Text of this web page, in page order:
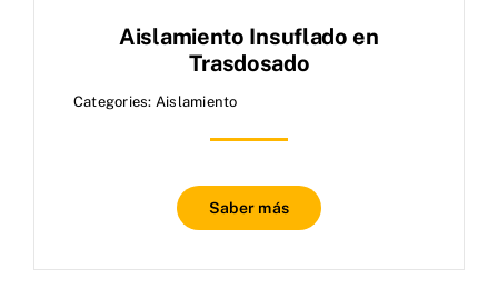
Aislamiento Insuflado en
Trasdosado
Categories: Aislamiento
Saber más